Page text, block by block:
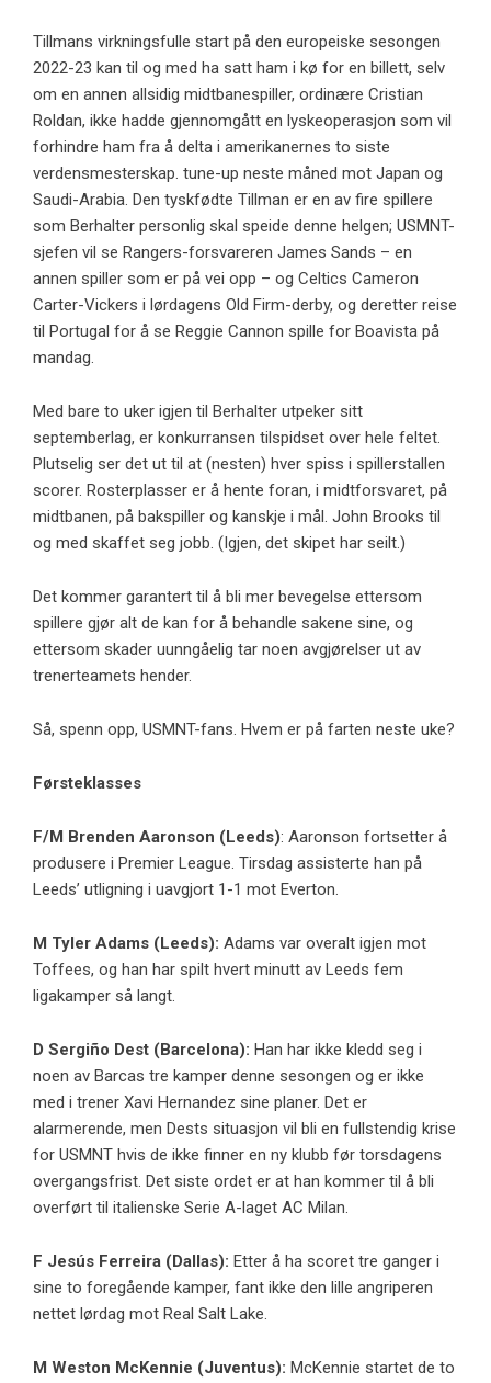
Tillmans virkningsfulle start på den europeiske sesongen
2022-23 kan til og med ha satt ham i kø for en billett, selv
om en annen allsidig midtbanespiller, ordinære Cristian
Roldan, ikke hadde gjennomgått en lyskeoperasjon som vil
forhindre ham fra å delta i amerikanernes to siste
verdensmesterskap. tune-up neste måned mot Japan og
Saudi-Arabia. Den tyskfødte Tillman er en av fire spillere
som Berhalter personlig skal speide denne helgen; USMNT-
sjefen vil se Rangers-forsvareren James Sands – en
annen spiller som er på vei opp – og Celtics Cameron
Carter-Vickers i lørdagens Old Firm-derby, og deretter reise
til Portugal for å se Reggie Cannon spille for Boavista på
mandag.
Med bare to uker igjen til Berhalter utpeker sitt
septemberlag, er konkurransen tilspidset over hele feltet.
Plutselig ser det ut til at (nesten) hver spiss i spillerstallen
scorer. Rosterplasser er å hente foran, i midtforsvaret, på
midtbanen, på bakspiller og kanskje i mål. John Brooks til
og med skaffet seg jobb. (Igjen, det skipet har seilt.)
Det kommer garantert til å bli mer bevegelse ettersom
spillere gjør alt de kan for å behandle sakene sine, og
ettersom skader uunngåelig tar noen avgjørelser ut av
trenerteamets hender.
Så, spenn opp, USMNT-fans. Hvem er på farten neste uke?
Førsteklasses
F/M Brenden Aaronson (Leeds): Aaronson fortsetter å
produsere i Premier League. Tirsdag assisterte han på
Leeds’ utligning i uavgjort 1-1 mot Everton.
M Tyler Adams (Leeds): Adams var overalt igjen mot
Toffees, og han har spilt hvert minutt av Leeds fem
ligakamper så langt.
D Sergiño Dest (Barcelona): Han har ikke kledd seg i
noen av Barcas tre kamper denne sesongen og er ikke
med i trener Xavi Hernandez sine planer. Det er
alarmerende, men Dests situasjon vil bli en fullstendig krise
for USMNT hvis de ikke finner en ny klubb før torsdagens
overgangsfrist. Det siste ordet er at han kommer til å bli
overført til italienske Serie A-laget AC Milan.
F Jesús Ferreira (Dallas): Etter å ha scoret tre ganger i
sine to foregående kamper, fant ikke den lille angriperen
nettet lørdag mot Real Salt Lake.
M Weston McKennie (Juventus): McKennie startet de to